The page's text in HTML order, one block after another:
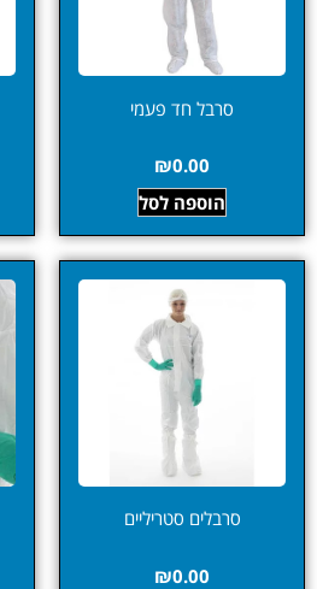
סרבל חד פעמי
₪0.00
הוספה לסל
סרבלים סטריליים
₪0.00